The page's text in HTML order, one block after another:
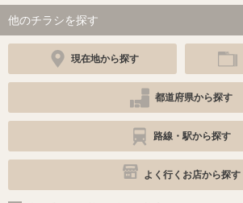
他のチラシを探す
現在地から探す
都道府県から探す
路線・駅から探す
よく行くお店から探す